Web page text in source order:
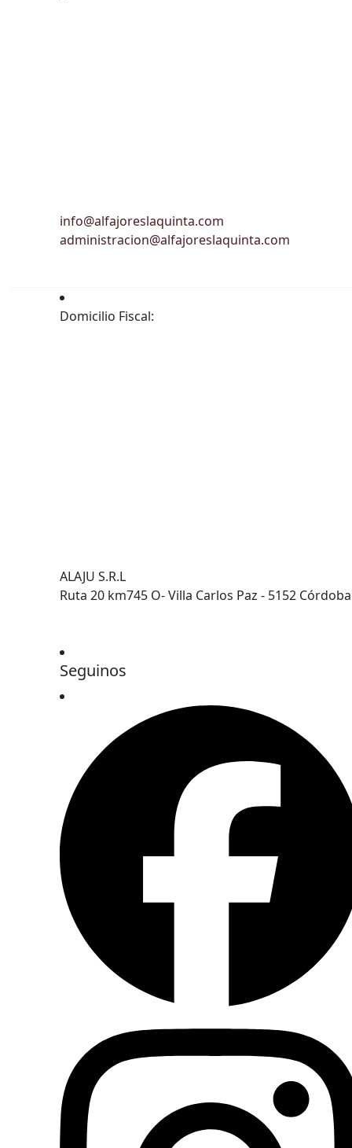
info@alfajoreslaquinta.com
administracion@alfajoreslaquinta.com
Domicilio Fiscal:
ALAJU S.R.L
Ruta 20 km745 O- Villa Carlos Paz - 5152 Córdoba
Seguinos